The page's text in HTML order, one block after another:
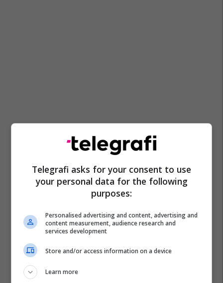
Telegrafi asks for your consent to use
your personal data for the following
purposes:
Personalised advertising and content, advertising and
content measurement, audience research and
services development
Store and/or access information on a device
Learn more